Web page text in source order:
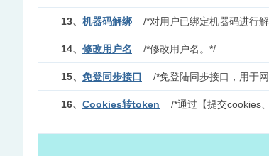
13、 机器码解绑 /*对用户已绑定机器码进行
14、 修改用户名 /*修改用户名。*/
15、 免登同步接口 /*免登陆同步接口，用于
16、 Cookies转token /*通过【提交cookies